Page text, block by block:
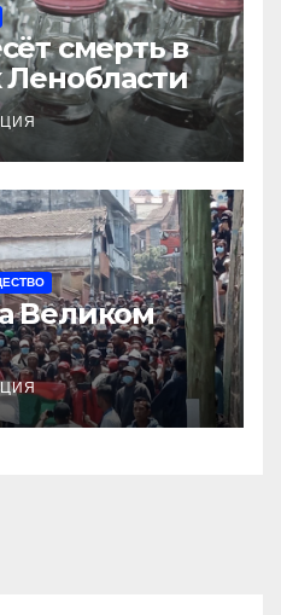
смерть в
Ленобласти
Великом